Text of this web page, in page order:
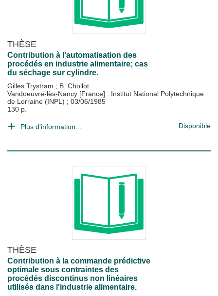
THÈSE
Contribution à l'automatisation des
procédés en industrie alimentaire; cas
du séchage sur cylindre.
Gilles Trystram ; B. Chollot
Vandoeuvre-lès-Nancy [France] : Institut National Polytechnique
de Lorraine (INPL) ; 03/06/1985
130 p.
Plus d'information... Disponible
THÈSE
Contribution à la commande prédictive
optimale sous contraintes des
procédés discontinus non linéaires
utilisés dans l'industrie alimentaire.